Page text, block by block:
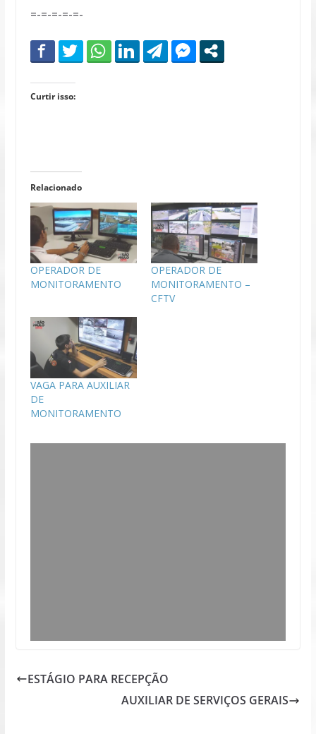
=-=-=-=-=-
Curtir isso:
Relacionado
OPERADOR DE
MONITORAMENTO
OPERADOR DE
MONITORAMENTO –
CFTV
VAGA PARA AUXILIAR
DE
MONITORAMENTO
ESTÁGIO PARA RECEPÇÃO
AUXILIAR DE SERVIÇOS GERAIS